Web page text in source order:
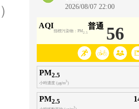
拜會光復國小